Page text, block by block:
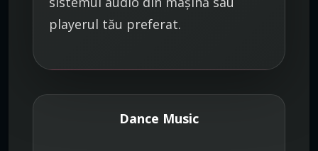
playerul tău preferat.
Dance Music